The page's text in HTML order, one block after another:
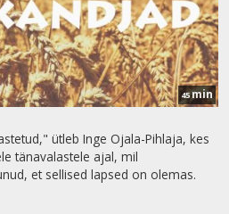
45min
ütleb Inge Ojala-Pihlaja, kes
tänavalastele ajal, mil
et sellised lapsed on olemas.